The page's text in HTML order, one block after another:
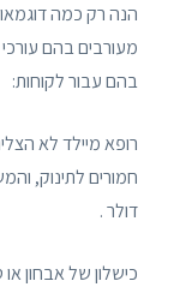
הנה רק כמה
מעורבים בהם עורכי
בהם עבור לקוחות:
רופא מיילד לא
דולר .
כישלון של אבחון